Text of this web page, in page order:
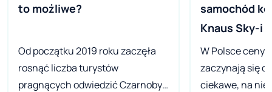
to możliwe?
Od początku 2019 roku zaczęła
rosnąć liczba turystów
pragnących odwiedzić Czarnobyl.
samochód
Knaus Sky-i
W Polsce ceny
zaczynają się
ciekawe, na